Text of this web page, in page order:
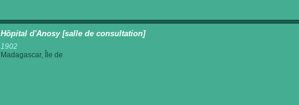
Hôpital d'Anosy [salle de consultation]
1902
Madagascar, Île de